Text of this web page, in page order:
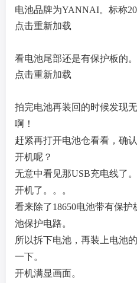
电池品牌为YANNAI。标称
点击重新加载
看电池尾部还是有保护板的。
点击重新加载
拍完电池再装回的时候发现
啊！
赶紧再打开电池仓看看，确
开机呢？
无意中看见那USB充电线了
开机了。。。
看来除了18650电池带有保
池保护电路。
所以拆下电池，再装上电池
一下。
开机满显画面。